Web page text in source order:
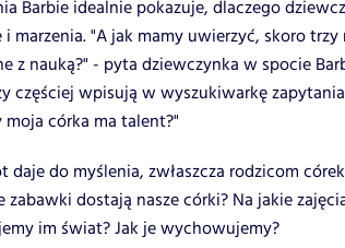
Barbie idealnie pokazuje, dlaczego
i marzenia. "A jak mamy uwierzyć, skoro
z nauką?" - pyta dziewczynka w spocie
częściej wpisują w wyszukiwarkę
moja córka ma talent?"
daje do myślenia, zwłaszcza rodzicom
zabawki dostają nasze córki? Na jakie
im świat? Jak je wychowujemy?